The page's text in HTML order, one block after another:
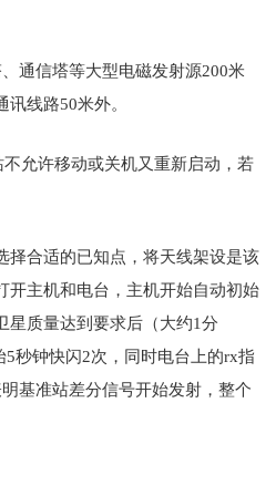
通信塔等大型电磁发射源200米
线路50米外。
允许移动或关机又重新启动，若
择合适的已知点，将天线架设是该
开主机和电台，主机开始自动初始
星质量达到要求后（大约1分
秒钟快闪2次，同时电台上的rx指
基准站差分信号开始发射，整个